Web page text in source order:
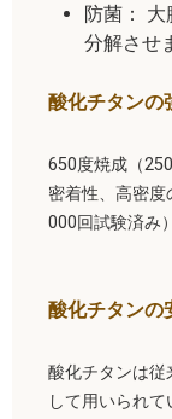
防菌： 大
分解させ
酸化チタンの
650度焼成（
密着性、高密
000回試験済み
酸化チタンの
酸化チタンは従
して用いられ